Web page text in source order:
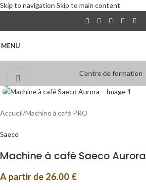
Skip to navigation Skip to main content
MENU
Centre de formation
Accueil/Machine à café PRO
Saeco
Machine à café Saeco Aurora
A partir de 26.00 €